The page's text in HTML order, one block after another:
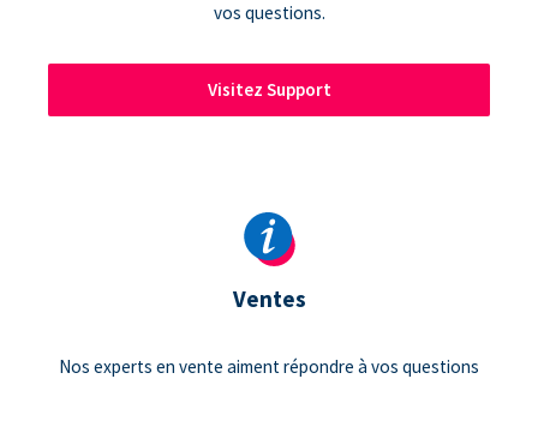
vos questions.
Visitez Support
Ventes
Nos experts en vente aiment répondre à vos questions